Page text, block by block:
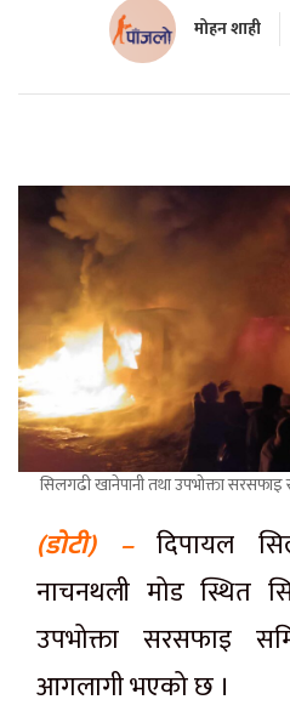
मोहन शाही
सिलगढी खानेपानी तथा उपभोक्ता
(डोटी) –दिपायल
नाचनथली मोड स्थित
उपभोक्ता सरसफाइ
आगलागी भएको छ ।